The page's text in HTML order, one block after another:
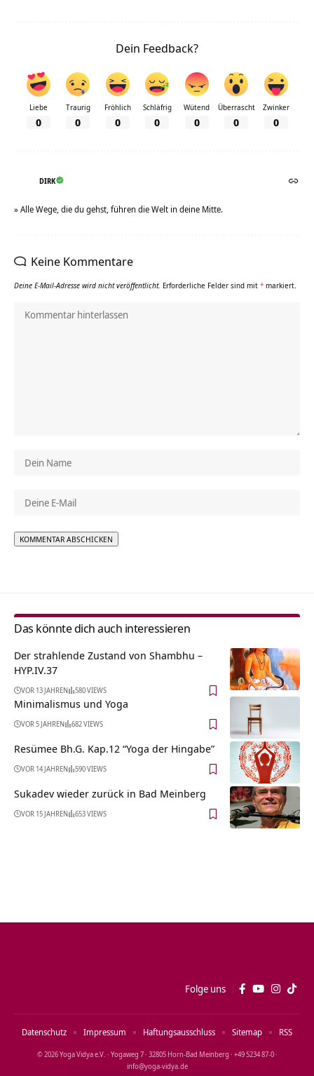
Dein Feedback?
Liebe
0
Traurig
0
Fröhlich
0
Schläfrig
0
Wütend
0
Überrascht
0
Zwinker
0
DIRK
» Alle Wege, die du gehst, führen die Welt in deine Mitte.
Keine Kommentare
Deine E-Mail-Adresse wird nicht veröffentlicht. Erforderliche Felder sind mit * markiert.
Das könnte dich auch interessieren
Der strahlende Zustand von Shambhu –
HYP.IV.37
VOR 13 JAHREN 580 VIEWS
Minimalismus und Yoga
VOR 5 JAHREN 682 VIEWS
Resümee Bh.G. Kap.12 “Yoga der Hingabe”
VOR 14 JAHREN 590 VIEWS
Sukadev wieder zurück in Bad Meinberg
VOR 15 JAHREN 653 VIEWS
Folge uns
© 2026 Yoga Vidya e.V. · Yogaweg 7 · 32805 Horn‑Bad Meinberg · +49 5234 87‑0 ·
info@yoga‑vidya.de
Datenschutz Impressum Haftungsausschluss Sitemap RSS